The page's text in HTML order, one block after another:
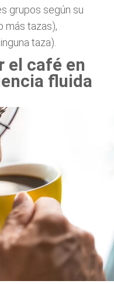
grupos según su
más tazas),
taza).
el café en
fluida